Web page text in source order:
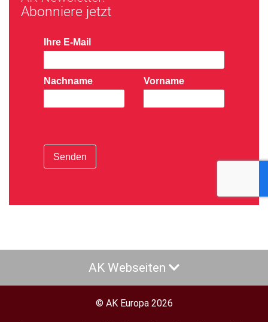
Abonniere jetzt
Ihre E-Mail
Nachname Vorname
Senden
AK Webseiten
© AK Europa 2026